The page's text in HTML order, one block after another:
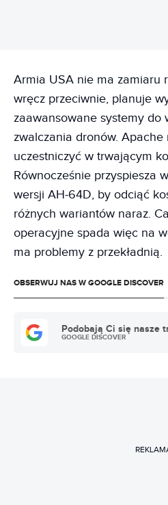
Armia USA nie ma zamiaru
wręcz przeciwnie, planuje
zaawansowane systemy do
zwalczania dronów.
uczestniczyć w trwającym
Równocześnie przyspiesza
wersji AH-64D, by odciąć
różnych wariantów naraz.
operacyjne spada więc na
ma problemy z przekładnią.
OBSERWUJ NAS W GOOGLE DISCOVER
Podobają Ci się nasze
GOOGLE DISCOVER